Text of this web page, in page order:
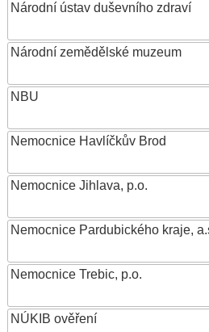
Národní ústav duševního zdraví
Národní zemědělské muzeum
NBU
Nemocnice Havlíčkův Brod
Nemocnice Jihlava, p.o.
Nemocnice Pardubického kraje,
Nemocnice Trebic, p.o.
NÚKIB ověření